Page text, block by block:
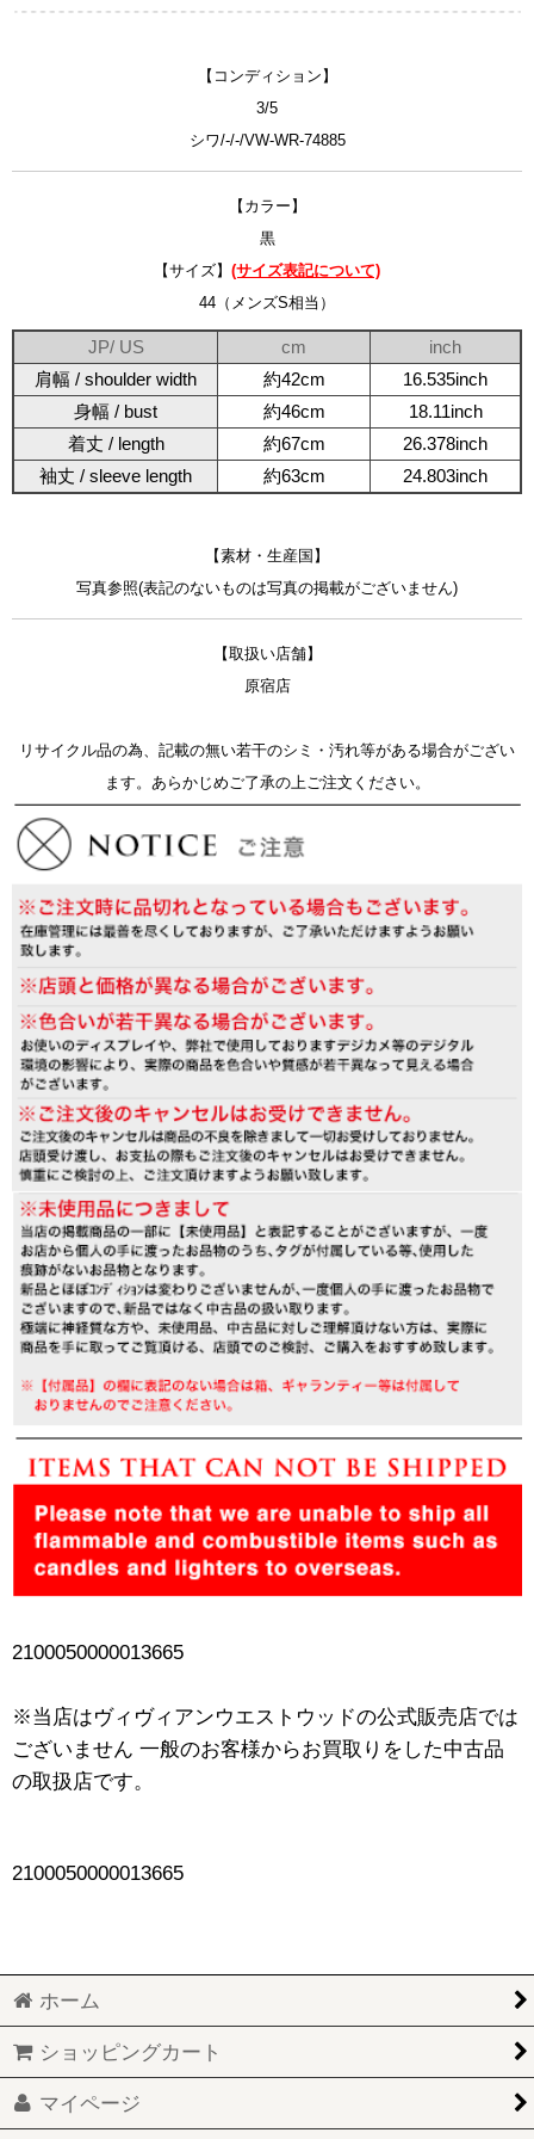
【コンディション】
3/5
シワ/-/-/VW-WR-74885
【カラー】
黒
【サイズ】 (サイズ表記について)
44（メンズS相当）
JP/ US cm
inch
肩幅 / shoulder width
約42cm
16.535inch
身幅 / bust
約46cm
18.11inch
着丈 / length
約67cm
26.378inch
袖丈 / sleeve length
約63cm 24.803inch
【素材・生産国】
写真参照(表記のないものは写真の掲載がございません)
【取扱い店舗】
原宿店
リサイクル品の為、記載の無い若干のシミ・汚れ等がある場合がござい
ます。あらかじめご了承の上ご注文ください。
2100050000013665
※当店はヴィヴィアンウエストウッドの公式販売店では
ございません 一般のお客様からお買取りをした中古品
の取扱店です。
2100050000013665
ホーム
ショッピングカート
マイページ